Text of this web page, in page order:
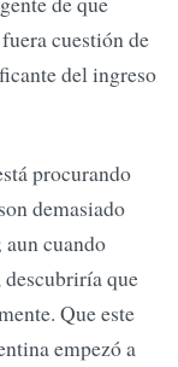
cuestión de
del ingreso
procurando
demasiado
aun cuando
que
Que este
empezó a